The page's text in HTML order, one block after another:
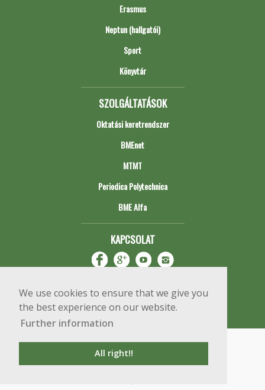
We use cookies to ensure that we give you
the best experience on our website.
Further information
All right!!
Erasmus
Neptun (hallgatói)
Sport
Könyvtár
SZOLGÁLTATÁSOK
Oktatási keretrendszer
BMEnet
MTMT
Periodica Polytechnica
BME Alfa
KAPCSOLAT
Copyright © 2020 BME Építőmérnöki Kar
1111 Budapest, Műegyetem rkp. 3.